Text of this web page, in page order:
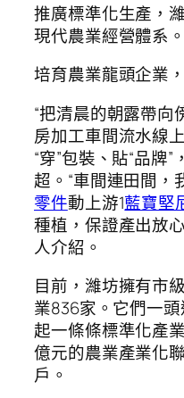
推廣標準化生產，
現代農業經營體系。
培育農業龍頭企業
“把清晨的朝露帶向
房加工車間流水線
“穿”包裝、貼“品牌
超。“車間連田間，
零件動上游1藍寶堅
種植，保證產出放
人介紹。
目前，濰坊擁有市
業836家。它們一
起一條條標準化產
億元的農業產業化
戶。